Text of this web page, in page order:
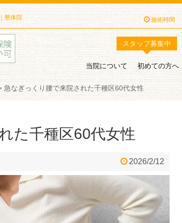
整体院 施術時間
スタッフ募集中
当院について 初めての方へ
急なぎっくり腰で来院された千種区60代女性
た千種区60代女性
2026/2/12